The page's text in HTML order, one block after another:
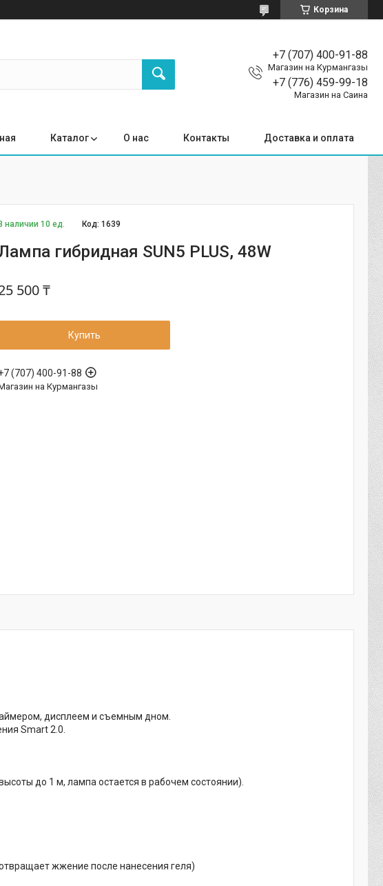
Корзина
+7 (707) 400-91-88
Магазин на Курмангазы
+7 (776) 459-99-18
Магазин на Саина
Каталог О нас Контакты Доставка и оплата
В наличии 10 ед. Код:1639
гибридная SUN5 PLUS, 48W
500 ₸
Купить
(707) 400-91-88
на Курмангазы
дисплеем и съемным дном.
Smart 2.0.
до 1 м, лампа остается в рабочем состоянии).
жжение после нанесения геля)